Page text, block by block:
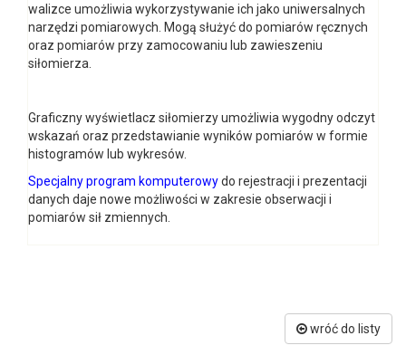
walizce umożliwia wykorzystywanie ich jako uniwersalnych
narzędzi pomiarowych. Mogą służyć do pomiarów ręcznych
oraz pomiarów przy zamocowaniu lub zawieszeniu
siłomierza.
Graficzny wyświetlacz siłomierzy umożliwia wygodny odczyt
wskazań oraz przedstawianie wyników pomiarów w formie
histogramów lub wykresów.
Specjalny program komputerowydo rejestracji i prezentacji
danych daje nowe możliwości w zakresie obserwacji i
pomiarów sił zmiennych.
wróć do listy